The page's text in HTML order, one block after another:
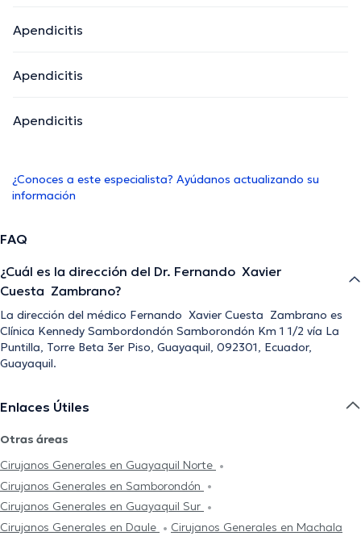
Apendicitis
Apendicitis
Apendicitis
¿Conoces a este especialista? Ayúdanos actualizando su
información
FAQ
¿Cuál es la dirección del Dr. Fernando Xavier
Cuesta Zambrano?
La dirección del médico Fernando Xavier Cuesta Zambrano es
Clínica Kennedy Sambordondón Samborondón Km 1 1/2 vía La
Puntilla, Torre Beta 3er Piso, Guayaquil, 092301, Ecuador,
Guayaquil.
Enlaces Útiles
Otras áreas
Cirujanos Generales en Guayaquil Norte
Cirujanos Generales en Samborondón
Cirujanos Generales en Guayaquil Sur
Cirujanos Generales en Daule
Cirujanos Generales en Machala